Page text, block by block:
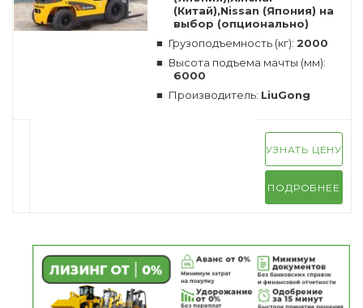
(Китай),Nissan (Япония) на
выбор (опционально)
Грузоподъемность (кг): 2000
Высота подъема мачты (мм):
6000
Производитель: LiuGong
УЗНАТЬ ЦЕНУ
ПОДРОБНЕЕ